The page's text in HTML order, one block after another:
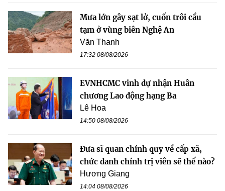
Mưa lớn gây sạt lở, cuốn trôi cầu
tạm ở vùng biên Nghệ An
Văn Thanh
17:32 08/08/2026
EVNHCMC vinh dự nhận Huân
chương Lao động hạng Ba
Lê Hoa
14:50 08/08/2026
Đưa sĩ quan chính quy về cấp xã,
chức danh chính trị viên sẽ thế nào?
Hương Giang
14:04 08/08/2026